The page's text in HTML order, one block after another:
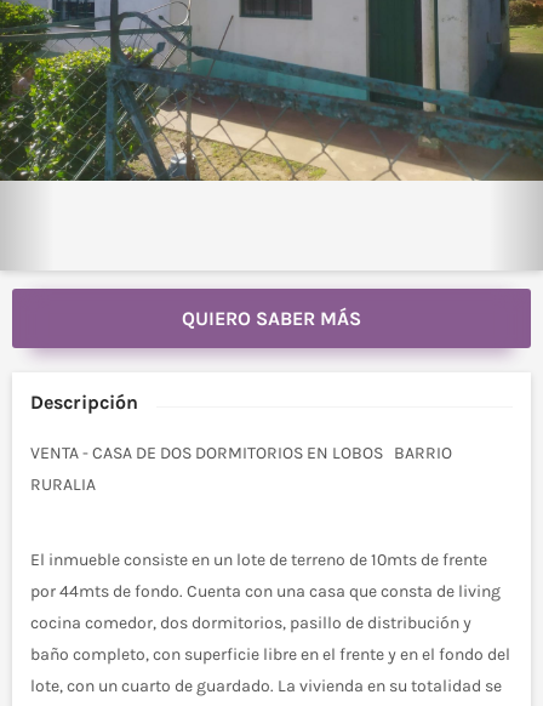
QUIERO SABER MÁS
Descripción
VENTA - CASA DE DOS DORMITORIOS EN LOBOS BARRIO
RURALIA
El inmueble consiste en un lote de terreno de 10mts de frente
por 44mts de fondo. Cuenta con una casa que consta de living
cocina comedor, dos dormitorios, pasillo de distribución y
baño completo, con superficie libre en el frente y en el fondo del
lote, con un cuarto de guardado. La vivienda en su totalidad se